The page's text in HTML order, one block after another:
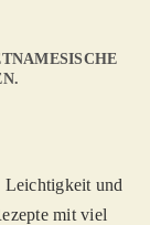
K
Leichtigkeit und
mit viel